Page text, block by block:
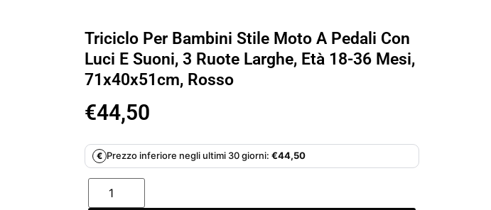
Triciclo Per Bambini Stile Moto A Pedali Con
Luci E Suoni, 3 Ruote Larghe, Età 18-36 Mesi,
71x40x51cm, Rosso
€44,50
€ Prezzo inferiore negli ultimi 30 giorni: €44,50